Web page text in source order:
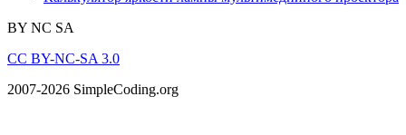
BY NC SA
CC BY-NC-SA 3.0
2007-2026 SimpleCoding.org